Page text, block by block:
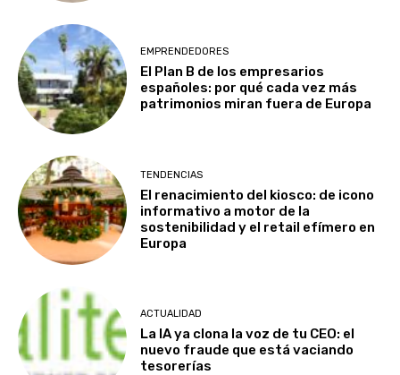
EMPRENDEDORES
El Plan B de los empresarios
españoles: por qué cada vez más
patrimonios miran fuera de Europa
TENDENCIAS
El renacimiento del kiosco: de icono
informativo a motor de la
sostenibilidad y el retail efímero en
Europa
ACTUALIDAD
La IA ya clona la voz de tu CEO: el
nuevo fraude que está vaciando
tesorerías